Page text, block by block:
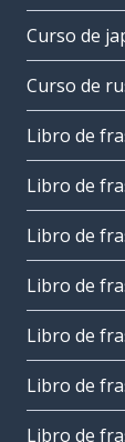
Curso de
Curso de
Libro de
Libro de
Libro de
Libro de
Libro de
Libro de
Libro de